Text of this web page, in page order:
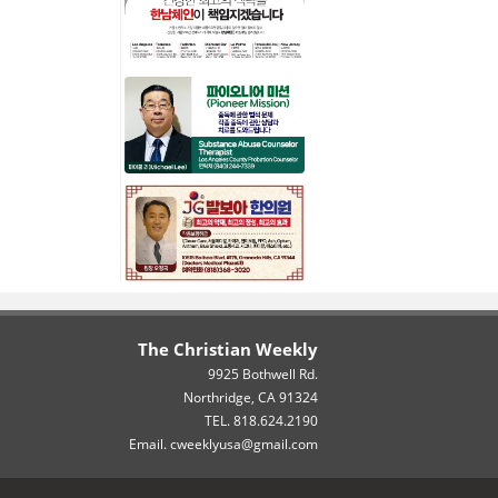
The Christian Weekly
9925 Bothwell Rd.
Northridge, CA 91324
TEL. 818.624.2190
Email. cweeklyusa@gmail.com